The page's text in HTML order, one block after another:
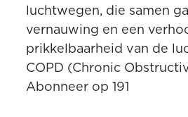
luchtwegen, die samen
vernauwing en een
prikkelbaarheid van de
COPD (Chronic
Abonneer op 191